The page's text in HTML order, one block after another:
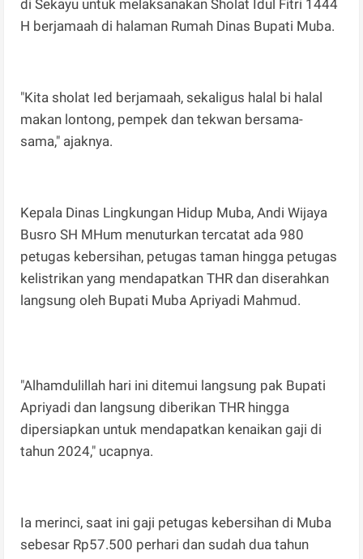
di Sekayu untuk melaksanakan Sholat Idul Fitri 1444
H berjamaah di halaman Rumah Dinas Bupati Muba.
"Kita sholat Ied berjamaah, sekaligus halal bi halal
makan lontong, pempek dan tekwan bersama-
sama," ajaknya.
Kepala Dinas Lingkungan Hidup Muba, Andi Wijaya
Busro SH MHum menuturkan tercatat ada 980
petugas kebersihan, petugas taman hingga petugas
kelistrikan yang mendapatkan THR dan diserahkan
langsung oleh Bupati Muba Apriyadi Mahmud.
"Alhamdulillah hari ini ditemui langsung pak Bupati
Apriyadi dan langsung diberikan THR hingga
dipersiapkan untuk mendapatkan kenaikan gaji di
tahun 2024," ucapnya.
Ia merinci, saat ini gaji petugas kebersihan di Muba
sebesar Rp57.500 perhari dan sudah dua tahun